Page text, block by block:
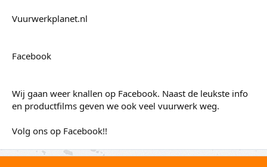
Vuurwerkplanet.nl
Facebook
Wij gaan weer knallen op Facebook. Naast de leukste info
en productfilms geven we ook veel vuurwerk weg.
Volg ons op Facebook!!